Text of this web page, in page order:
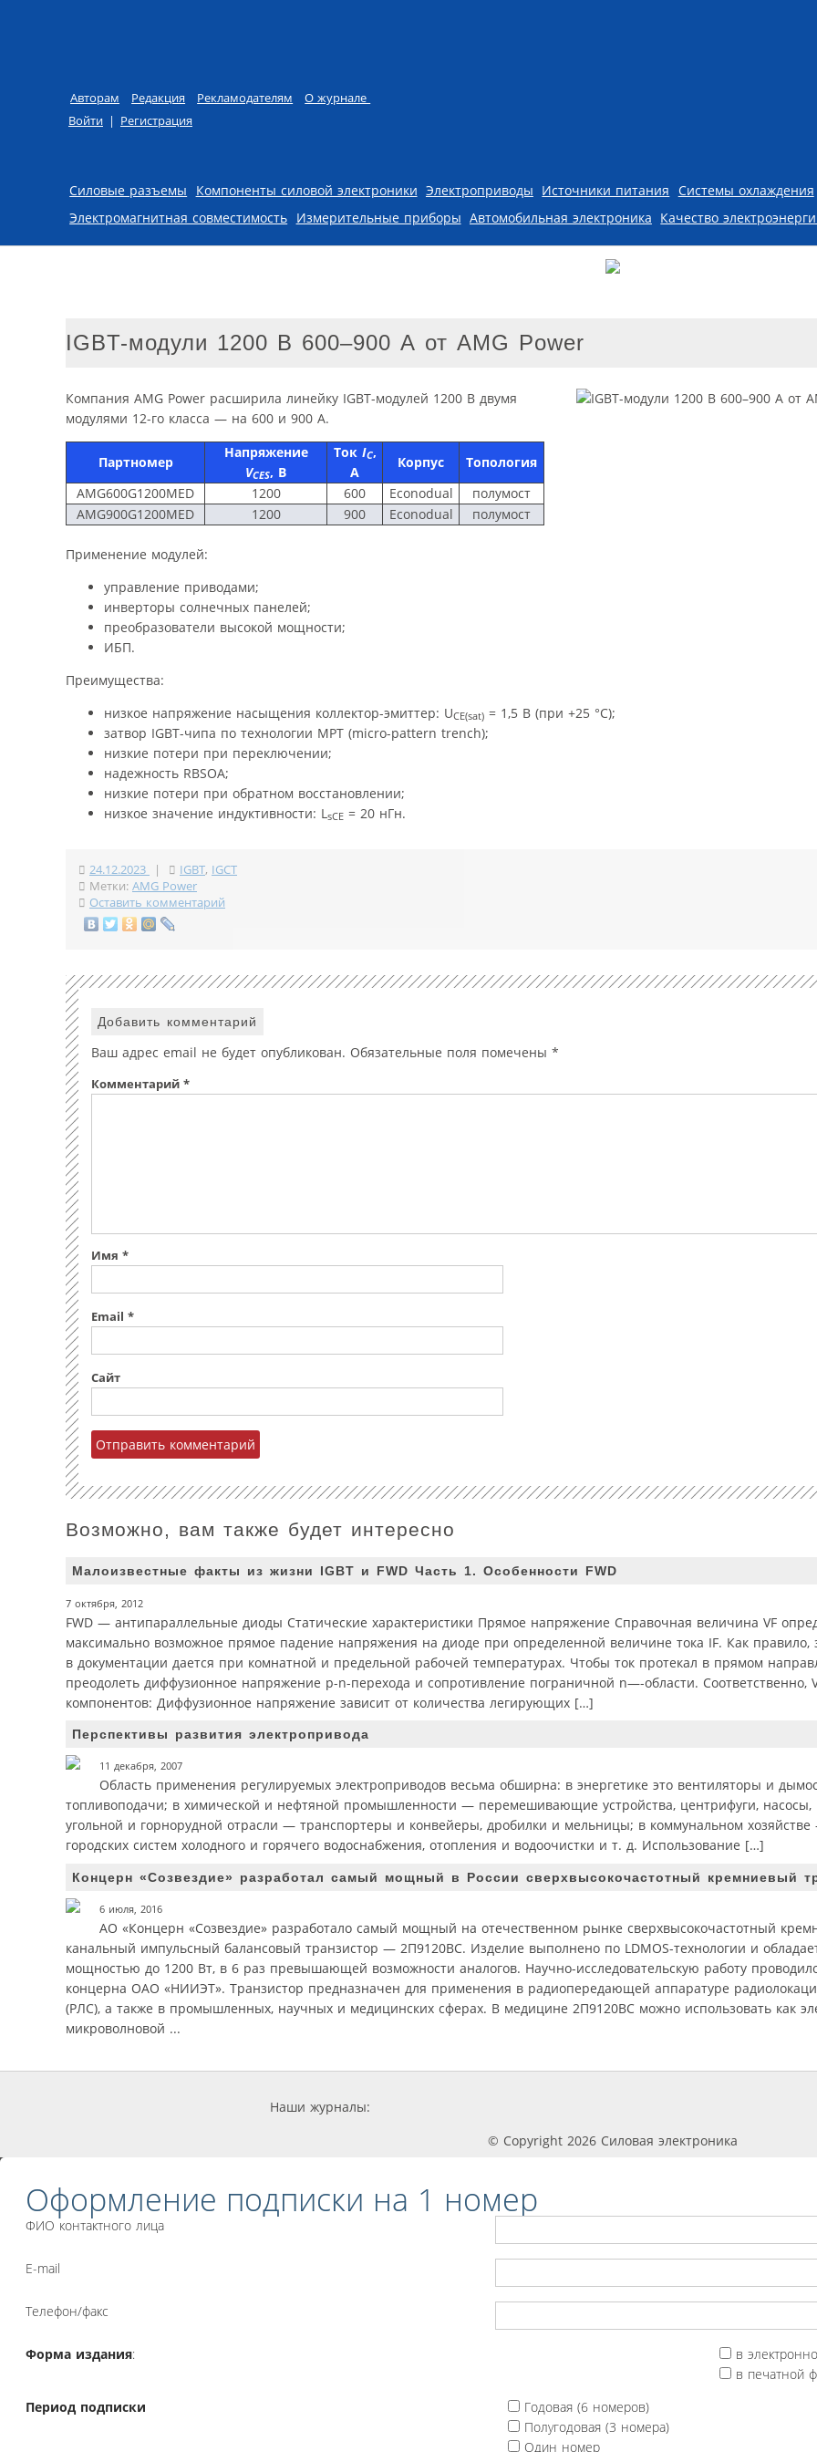
Авторам Редакция Рекламодателям
О журнале
Войти | Регистрация
Skip to content
Силовые разъемы Компоненты силовой электроники Электроприводы Источники питания Системы охлаждения
Электромагнитная совместимость Измерительные приборы Автомобильная электроника Качество
IGBT-модули 1200 В 600–900 А от AMG Power
Компания AMG Power расширила линейку IGBT-модулей 1200 В двумя
модулями 12-го класса — на 600 и 900 А.
Партномер
Напряжение
VCES, В
Ток IC,
А
Корпус
Топология
AMG600G1200MED
1200 600 Econodual
полумост
AMG900G1200MED
1200 900 Econodual полумост
Применение модулей:
управление приводами;
инверторы солнечных панелей;
преобразователи высокой мощности;
ИБП.
Преимущества:
низкое напряжение насыщения коллектор-эмиттер: UCE(sat) = 1,5 В (при +25 °С);
затвор IGBT-чипа по технологии MPT (micro-pattern trench);
низкие потери при переключении;
надежность RBSOA;
низкие потери при обратном восстановлении;
низкое значение индуктивности: L sCE = 20 нГн.
24.12.2023 | IGBT, IGCT
Метки: AMG Power
Оставить комментарий
Добавить комментарий
Ваш адрес email не будет опубликован. Обязательные поля помечены *
Комментарий *
Имя *
Email *
Сайт
Возможно, вам также будет интересно
Малоизвестные факты из жизни IGBT и FWD Часть 1. Особенности FWD
7 октября, 2012
FWD — антипараллельные диоды Статические характеристики Прямое напряжение Справочная величина VF
максимально возможное прямое падение напряжения на диоде при определенной величине тока IF. Как правило,
в документации дается при комнатной и предельной рабочей температурах. Чтобы ток протекал в прямом
преодолеть диффузионное напряжение p-n-перехода и сопротивление пограничной n—-области. Соответственно,
компонентов: Диффузионное напряжение зависит от количества легирующих […]
Перспективы развития электропривода
11 декабря, 2007
Область применения регулируемых электроприводов весьма обширна: в энергетике это вентиляторы и
топливоподачи; в химической и нефтяной промышленности — перемешивающие устройства, центрифуги, насосы,
угольной и горнорудной отрасли — транспортеры и конвейеры, дробилки и мельницы; в коммунальном
городских систем холодного и горячего водоснабжения, отопления и водоочистки и т. д. Использование […]
Концерн «Созвездие» разработал самый мощный в России сверхвысокочастотный кремниевый
6 июля, 2016
АО «Концерн «Созвездие» разработало самый мощный на отечественном рынке сверхвысокочастотный
канальный импульсный балансовый транзистор — 2П9120ВС. Изделие выполнено по LDMOS-технологии и
мощностью до 1200 Вт, в 6 раз превышающей возможности аналогов. Научно-исследовательскую работу
концерна ОАО «НИИЭТ». Транзистор предназначен для применения в радиопередающей аппаратуре
(РЛС), а также в промышленных, научных и медицинских сферах. В медицине 2П9120ВС можно использовать как
микроволновой ...
Наши журналы:
© Copyright 2026 Силовая электроника
Оформление подписки на 1 номер
ФИО контактного лица
E-mail
Телефон/факс
Форма издания:
в
в печатной
Период подписки
Годовая (6 номеров)
Полугодовая (3 номера)
Один номер